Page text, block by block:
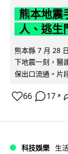
熊本地震
人、逃生
熊本縣 7 月 28
下地震一刻，醫
保出口流通。片
66 17 ↗
科技娛樂 生